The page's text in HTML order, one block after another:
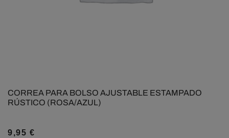
CORREA PARA BOLSO AJUSTABLE ESTAMPADO
RÚSTICO (ROSA/AZUL)
9,95 €